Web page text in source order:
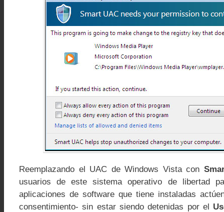
Reemplazando el UAC de Windows Vista con
usuarios de este sistema operativo de libertad
aplicaciones de software que tiene instaladas
consentimiento- sin estar siendo detenidas por el